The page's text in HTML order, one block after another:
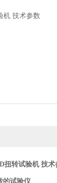
扭转试验机 技术
的试验仪